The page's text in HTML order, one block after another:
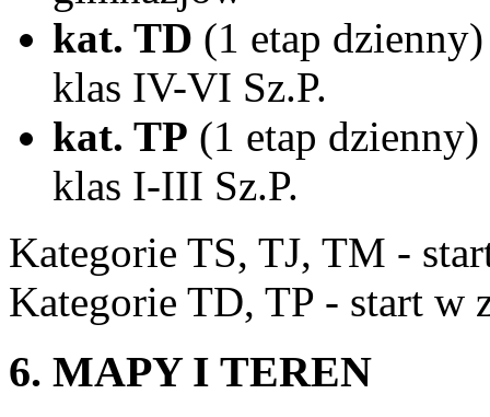
kat. TD (1 etap
klas IV-VI Sz.P.
kat. TP (1 etap
klas I-III Sz.P.
Kategorie TS, TJ, TM -
Kategorie TD, TP - start w
6. MAPY I TEREN